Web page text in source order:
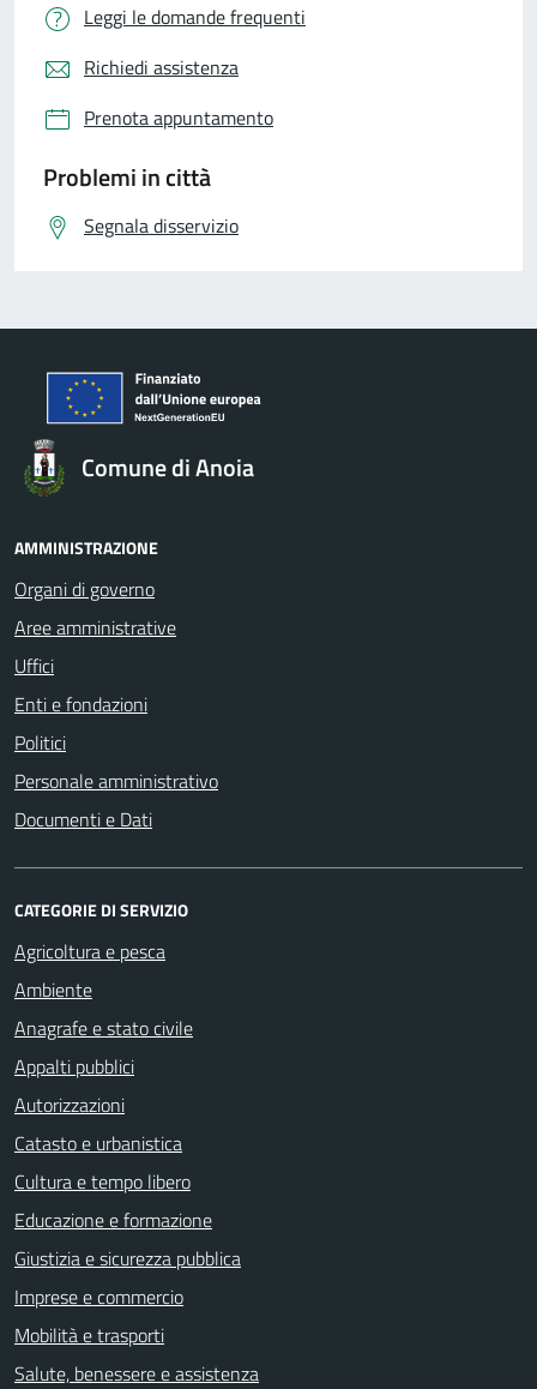
Leggi le domande frequenti
Richiedi assistenza
Prenota appuntamento
Problemi in città
Segnala disservizio
Comune di Anoia
AMMINISTRAZIONE
Organi di governo
Aree amministrative
Uffici
Enti e fondazioni
Politici
Personale amministrativo
Documenti e Dati
CATEGORIE DI SERVIZIO
Agricoltura e pesca
Ambiente
Anagrafe e stato civile
Appalti pubblici
Autorizzazioni
Catasto e urbanistica
Cultura e tempo libero
Educazione e formazione
Giustizia e sicurezza pubblica
Imprese e commercio
Mobilità e trasporti
Salute, benessere e assistenza